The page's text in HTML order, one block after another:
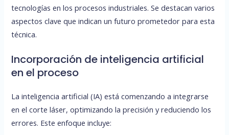
tecnologías en los procesos industriales. Se destacan varios
aspectos clave que indican un futuro prometedor para esta
técnica.
Incorporación de inteligencia artificial
en el proceso
La inteligencia artificial (IA) está comenzando a integrarse
en el corte láser, optimizando la precisión y reduciendo los
errores. Este enfoque incluye: